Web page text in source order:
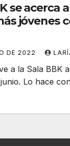
se acerca
jóvenes
DE 2022
a la Sala BBK
Lo hace